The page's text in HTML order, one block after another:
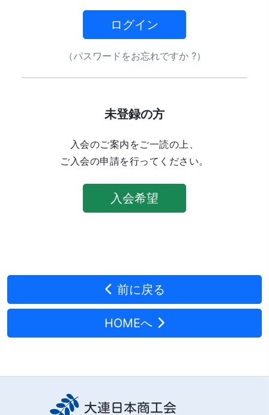
ログイン
（パスワードをお忘れですか ?）
未登録の方
入会のご案内をご一読の上、
ご入会の申請を行ってください。
入会希望
前に戻る
HOMEへ
大連日本商工会